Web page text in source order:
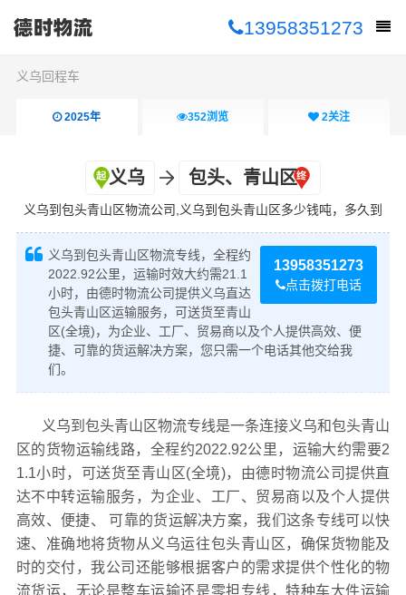
13958351273
义乌回程车
2025年 352浏览 2关注
义乌 包头、青山区
义乌到包头青山区物流公司,义乌到包头青山区多少钱吨，多久到
13958351273
点击拨打电话
义乌到包头青山区物流专线，全程约
2022.92公里，运输时效大约需21.1
小时，由德时物流公司提供义乌直达
包头青山区运输服务，可送货至青山
区(全境)，为企业、工厂、贸易商以及个人提供高效、便
捷、可靠的货运解决方案，您只需一个电话其他交给我
们。
义乌到包头青山区物流专线是一条连接义乌和包头青山
区的货物运输线路，全程约2022.92公里，运输大约需要2
1.1小时，可送货至青山区(全境)， 由德时物流公司提供直
达不中转运输服务，为企业、工厂、贸易商以及个人提供
高效、便捷、 可靠的货运解决方案，我们这条专线可以快
速、准确地将货物从义乌运往包头青山区，确保货物能及
时的交付，我公司还能够根据客户的需求提供个性化的物
流货运，无论是整车运输还是零担专线，特种车大件运输